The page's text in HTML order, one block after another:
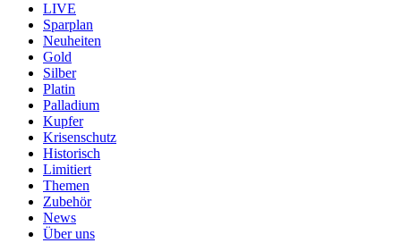
LIVE
Sparplan
Neuheiten
Gold
Silber
Platin
Palladium
Kupfer
Krisenschutz
Historisch
Limitiert
Themen
Zubehör
News
Über uns